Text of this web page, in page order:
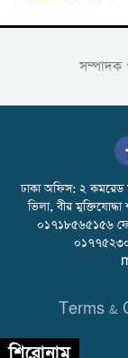
সম্পাদক
ঢাকা অফিস: ২ কমরেড
ভিলা, বীর
০১৭১৮৫৬৫১৫৬
Terms &